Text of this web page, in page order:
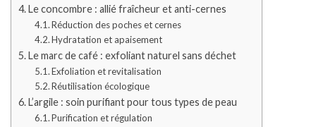
Le concombre : allié fraîcheur et anti-cernes
Réduction des poches et cernes
Hydratation et apaisement
Le marc de café : exfoliant naturel sans déchet
Exfoliation et revitalisation
Réutilisation écologique
L’argile : soin purifiant pour tous types de peau
Purification et régulation